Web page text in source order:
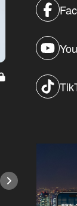
東京の美
方の名店
惹きつけ